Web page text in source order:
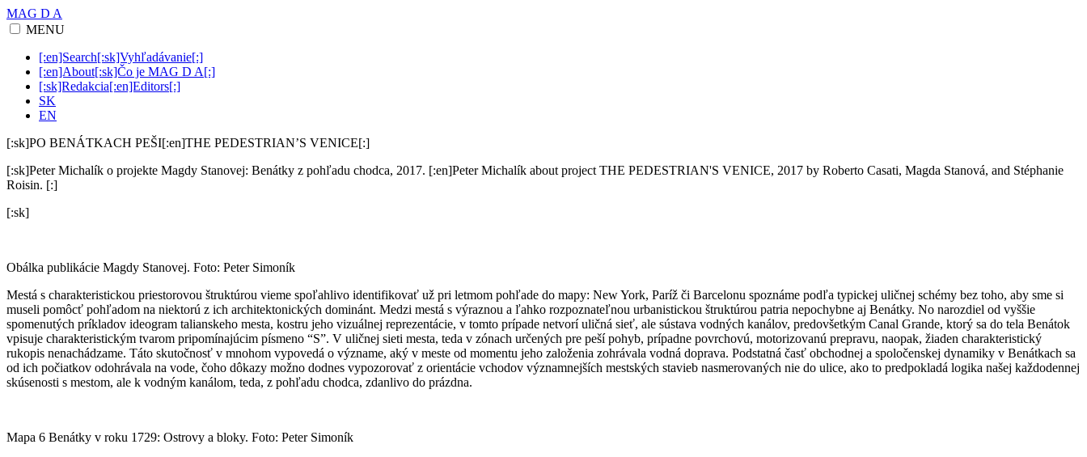
MAG D A
MENU
[:en]Search[:sk]Vyhľadávanie[:]
[:en]About[:sk]Čo je MAG D A[:]
[:sk]Redakcia[:en]Editors[:]
SK
EN
[:sk]PO BENÁTKACH PEŠI[:en]THE PEDESTRIAN’S VENICE[:]
[:sk]Peter Michalík o projekte Magdy Stanovej: Benátky z pohľadu chodca, 2017. [:en]Peter Michalík about project THE PEDESTRIAN'S VENICE, 2017 by Roberto Casati, Magda Stanová, and Stéphanie
Roisin. [:]
[:sk]
Obálka publikácie Magdy Stanovej. Foto: Peter Simoník
Mestá s charakteristickou priestorovou štruktúrou vieme spoľahlivo identifikovať už pri letmom pohľade do mapy: New York, Paríž či Barcelonu spoznáme podľa typickej uličnej schémy bez toho, aby sme si
museli pomôcť pohľadom na niektorú z ich architektonických dominánt. Medzi mestá s výraznou a ľahko rozpoznateľnou urbanistickou štruktúrou patria nepochybne aj Benátky. No narozdiel od vyššie
spomenutých príkladov ideogram talianskeho mesta, kostru jeho vizuálnej reprezentácie, v tomto prípade netvorí uličná sieť, ale sústava vodných kanálov, predovšetkým Canal Grande, ktorý sa do tela Benátok
vpisuje charakteristickým tvarom pripomínajúcim písmeno “S”. V uličnej sieti mesta, teda v zónach určených pre peší pohyb, prípadne povrchovú, motorizovanú prepravu, naopak, žiaden charakteristický
rukopis nenachádzame. Táto skutočnosť v mnohom vypovedá o význame, aký v meste od momentu jeho založenia zohrávala vodná doprava. Podstatná časť obchodnej a spoločenskej dynamiky v Benátkach sa
od ich počiatkov odohrávala na vode, čoho dôkazy možno dodnes vypozorovať z orientácie vchodov významnejších mestských stavieb nasmerovaných nie do ulice, ako to predpokladá logika našej každodennej
skúsenosti s mestom, ale k vodným kanálom, teda, z pohľadu chodca, zdanlivo do prázdna.
Mapa 6 Benátky v roku 1729: Ostrovy a bloky. Foto: Peter Simoník